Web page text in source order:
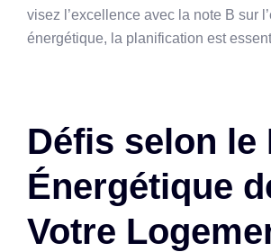
visez l’excellence avec la note B sur
énergétique, la planification est
Défis selon le
Énergétique
Votre